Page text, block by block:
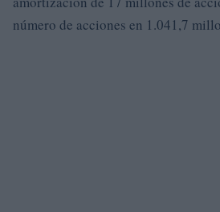
número de acciones en 1.041,7